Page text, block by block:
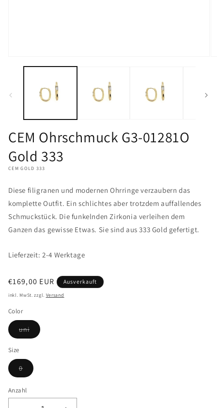
CEM Ohrschmuck G3-01281O
Gold 333
CEM GOLD 333
Diese filigranen und modernen Ohrringe verzaubern das
komplette Outfit. Ein schlichtes aber trotzdem auffallendes
Schmuckstück. Die funkelnden Zirkonia verleihen dem
Ganzen das gewisse Etwas. Sie sind aus 333 Gold gefertigt.
Lieferzeit: 2-4 Werktage
Normaler
Preis
€169,00 EUR Ausverkauft
inkl. MwSt. zzgl. Versand
Color
uniVariante
ausverkauft
Size
0Variante
ausverkauft
nicht
verfügbar
Anzahl